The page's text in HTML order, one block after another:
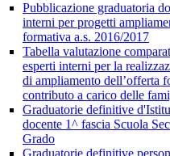
Pubblicazione graduatoria
interni per progetti
formativa a.s. 2016/2017
Tabella valutazione
esperti interni per la
di ampliamento dell’offerta
contributo a carico delle
Graduatorie definitive
docente 1^ fascia Scuola
Grado